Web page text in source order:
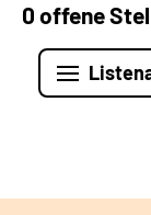
0 offene